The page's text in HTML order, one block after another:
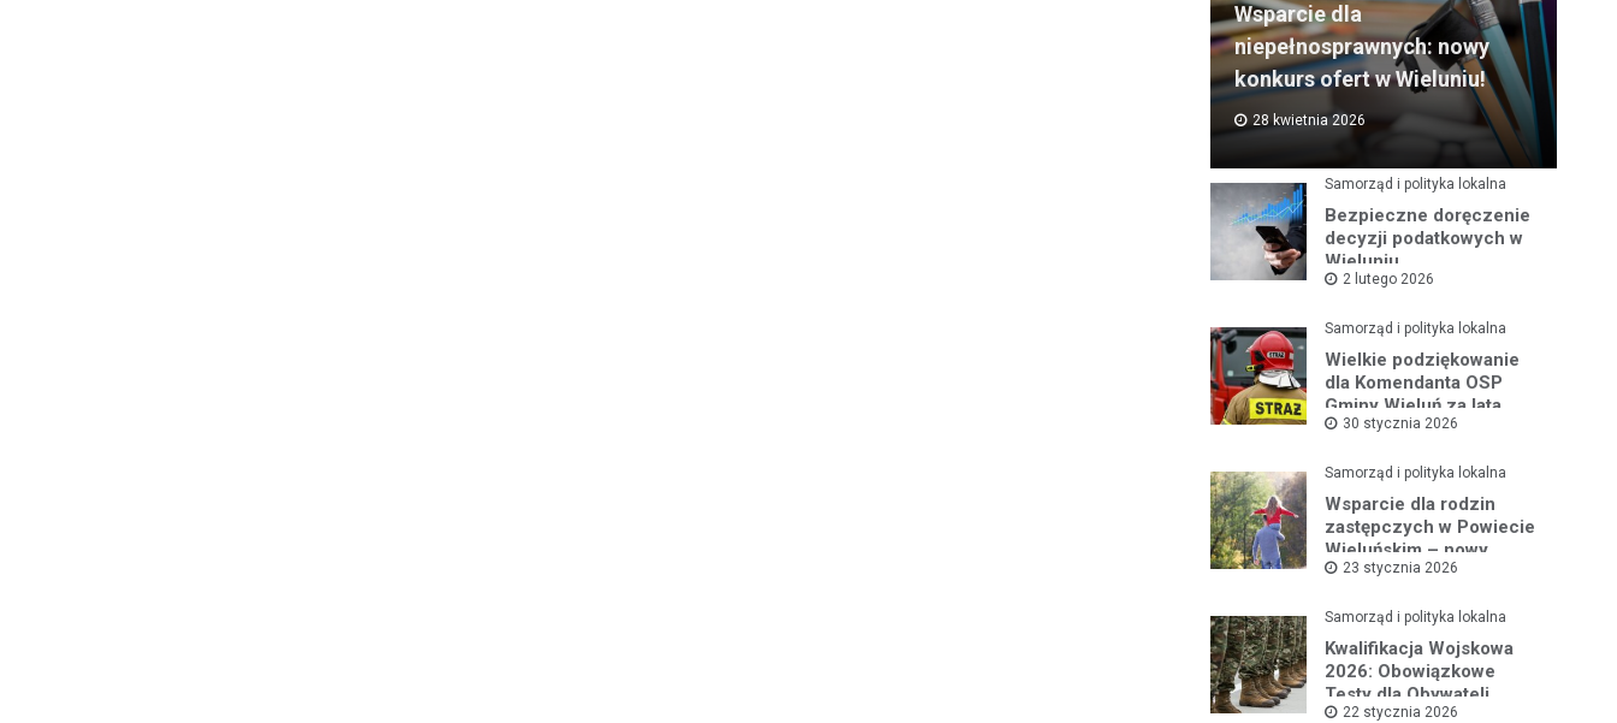
Wsparcie dla
niepełnosprawnych: nowy
konkurs ofert w Wieluniu!
28 kwietnia 2026
Samorząd i polityka lokalna
Bezpieczne doręczenie
decyzji podatkowych w
Wieluniu
2 lutego 2026
Samorząd i polityka lokalna
Wielkie podziękowanie
dla Komendanta OSP
Gminy Wieluń za lata
służby
30 stycznia 2026
Samorząd i polityka lokalna
Wsparcie dla rodzin
zastępczych w Powiecie
Wieluńskim – nowy
projekt na rzecz dzieci
23 stycznia 2026
Samorząd i polityka lokalna
Kwalifikacja Wojskowa
2026: Obowiązkowe
Testy dla Obywateli
22 stycznia 2026